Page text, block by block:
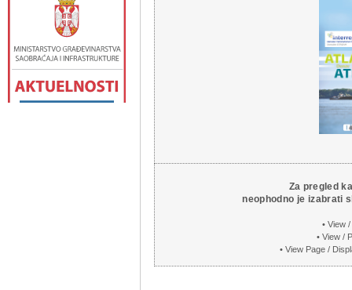
Za pregled
neophodno je izabrati
• View
• View /
• View Page /